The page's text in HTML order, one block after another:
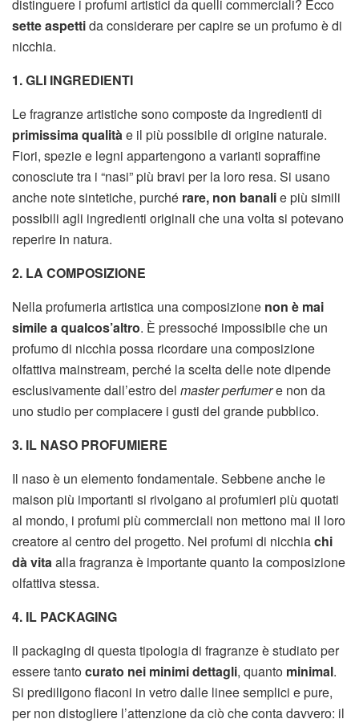
distinguere i profumi artistici da quelli commerciali? Ecco
sette aspettida considerare per capire se un profumo è di
nicchia.
1. GLI INGREDIENTI
Le fragranze artistiche sono composte da ingredienti di
primissima qualitàe il più possibile di origine naturale.
Fiori, spezie e legni appartengono a varianti sopraffine
conosciute tra i “nasi” più bravi per la loro resa. Si usano
anche note sintetiche, purché rare, non banalie più simili
possibili agli ingredienti originali che una volta si potevano
reperire in natura.
2. LA COMPOSIZIONE
Nella profumeria artistica una composizione non è mai
simile a qualcos’altro. È pressoché impossibile che un
profumo di nicchia possa ricordare una composizione
olfattiva mainstream, perché la scelta delle note dipende
esclusivamente dall’estro del master perfumere non da
uno studio per compiacere i gusti del grande pubblico.
3. IL NASO PROFUMIERE
Il naso è un elemento fondamentale. Sebbene anche le
maison più importanti si rivolgano ai profumieri più quotati
al mondo, i profumi più commerciali non mettono mai il loro
creatore al centro del progetto. Nei profumi di nicchiachi
dà vitaalla fragranza è importante quanto la composizione
olfattiva stessa.
4. IL PACKAGING
Il packaging di questa tipologia di fragranze è studiato per
essere tantocurato nei minimi dettagli, quanto minimal.
Si prediligono flaconi in vetro dalle linee semplici e pure,
per non distogliere l’attenzione da ciò che conta davvero: il